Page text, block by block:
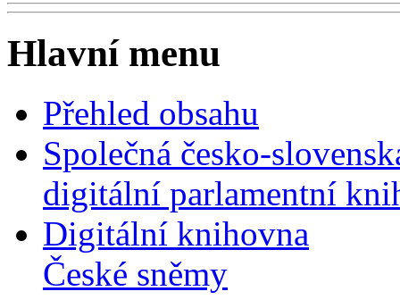
Hlavní menu
Přehled obsahu
Společná česko-
digitální parlamentní
Digitální knihovna
České sněmy